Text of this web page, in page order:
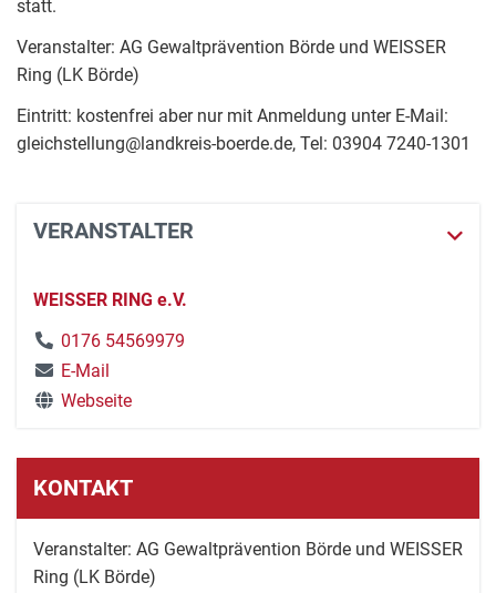
statt.
Veranstalter: AG Gewaltprävention Börde und WEISSER
Ring (LK Börde)
Eintritt: kostenfrei aber nur mit Anmeldung unter E-Mail:
gleichstellung@landkreis-boerde.de, Tel: 03904 7240-1301
VERANSTALTER
WEISSER RING e.V.
0176 54569979
E-Mail
Webseite
KONTAKT
Veranstalter: AG Gewaltprävention Börde und WEISSER
Ring (LK Börde)